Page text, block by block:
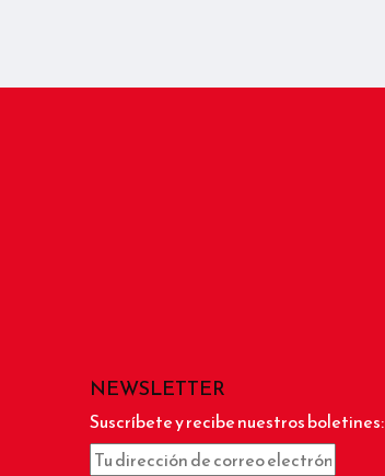
NEWSLETTER
Suscríbete y recibe nuestros boletines: